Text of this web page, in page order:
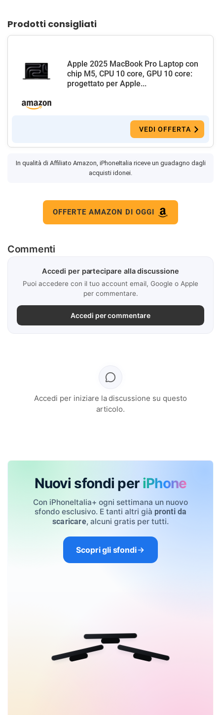
Prodotti consigliati
Apple 2025 MacBook Pro Laptop con
chip M5, CPU 10 core, GPU 10 core:
progettato per Apple...
VEDI OFFERTA
In qualità di Affiliato Amazon, iPhoneItalia riceve un guadagno dagli
acquisti idonei.
OFFERTE AMAZON DI OGGI
Commenti
Accedi per partecipare alla discussione
Puoi accedere con il tuo account email, Google o Apple
per commentare.
Accedi per commentare
Accedi per iniziare la discussione su questo
articolo.
Nuovi sfondi per iPhone
Con iPhoneItalia+ ogni settimana un nuovo
sfondo esclusivo. E tanti altri già pronti da
scaricare, alcuni gratis per tutti.
Scopri gli sfondi